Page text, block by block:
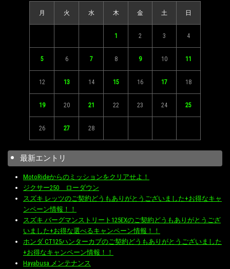
月 火 水 木 金 土 日
1 2 3 4
5 6 7 8 9 10 11
12 13 14 15 16 17 18
19 20 21 22 23 24 25
26 27 28
最新エントリ
MotoRideからのミッションをクリアせよ！
ジクサー250 ローダウン
スズキ レッツのご契約どうもありがとうございました+お得なキャ
ンペーン情報！！
スズキ バーグマンストリート125EXのご契約どうもありがとうござ
いました+お得な選べるキャンペーン情報！！
ホンダ CT125ハンターカブのご契約どうもありがとうございました
+お得なキャンペーン情報！！
Hayabusa メンテナンス